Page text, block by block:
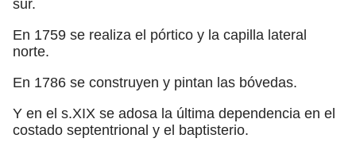
sur.
En 1759 se realiza el pórtico y la capilla lateral
norte.
En 1786 se construyen y pintan las bóvedas.
Y en el s.XIX se adosa la última dependencia en el
costado septentrional y el baptisterio.